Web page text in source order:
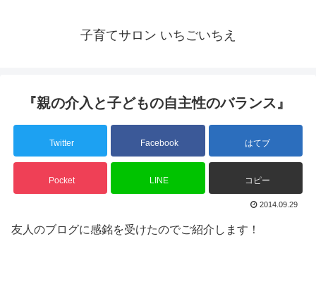
子育てサロン いちごいちえ
『親の介入と子どもの自主性のバランス』
Twitter Facebook はてブ
Pocket LINE コピー
2014.09.29
友人のブログに感銘を受けたのでご紹介します！